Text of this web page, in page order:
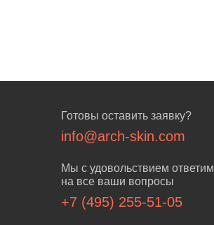
Готовы оставить заявку?
info@arch-skin.com
Мы с удовольствием ответим
на все ваши вопросы
+7 (495) 255-51-05